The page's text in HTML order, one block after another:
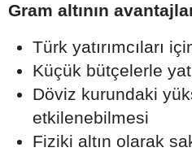
Gram altının
Türk yatırımcıları
Küçük bütçelerle
Döviz kurundaki
etkilenebilmesi
Fiziki altın olarak